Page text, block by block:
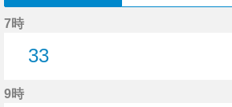
7時
33
9時